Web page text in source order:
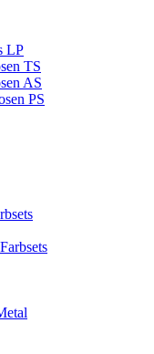
LP
TS
AS
PS